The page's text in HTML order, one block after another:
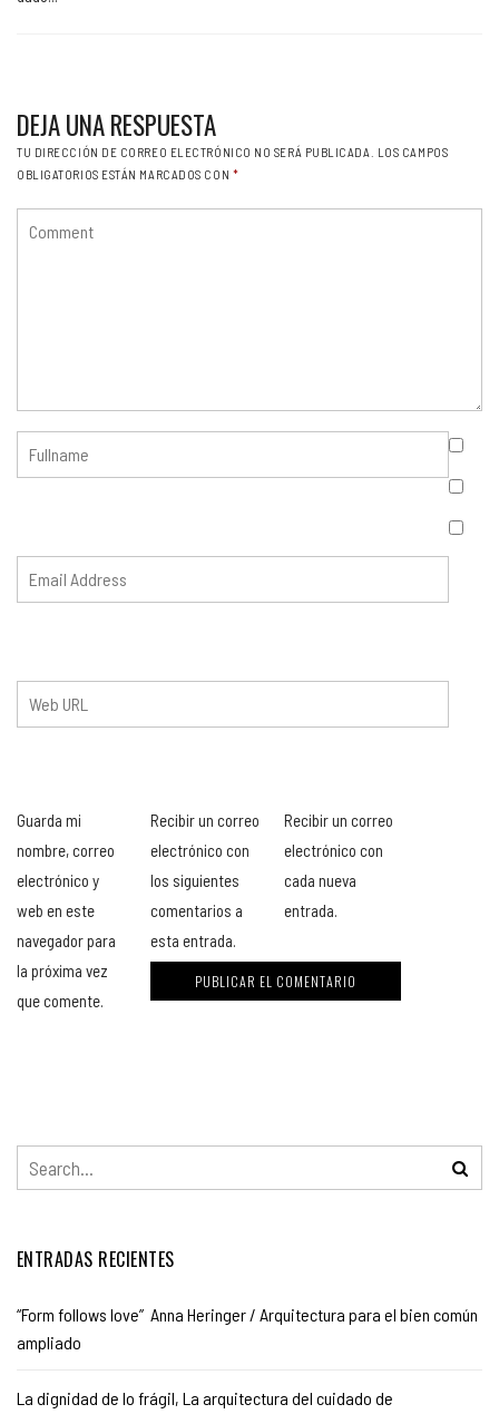
DEJA UNA RESPUESTA
TU DIRECCIÓN DE CORREO ELECTRÓNICO NO SERÁ PUBLICADA.
LOS CAMPOS
OBLIGATORIOS ESTÁN MARCADOS CON *
Guarda mi
nombre, correo
electrónico y
web en este
navegador para
la próxima vez
que comente.
Recibir un correo
electrónico con
los siguientes
comentarios a
esta entrada.
Recibir un correo
electrónico con
cada nueva
entrada.
ENTRADAS RECIENTES
“Form follows love” Anna Heringer / Arquitectura para el bien común
ampliado
La dignidad de lo frágil, La arquitectura del cuidado de